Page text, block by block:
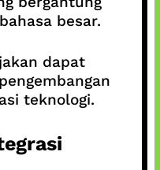
besar.
dapat
teknologi.